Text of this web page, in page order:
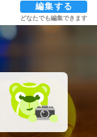
編集する
どなたでも編集できます